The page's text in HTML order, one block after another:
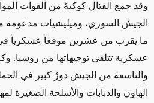
وقد جمع القتال كوكبةً من القوات
الجيش السوري، وميليشيات مدعومة
ما يقرب من عشرين موقعاً عسكرياً
عسكرية تتلقى توجيهاتها من روسيا.
والتاسعة من الجيش دورٌ كبير في
الهاون والدبابات والأسلحة الصغيرة